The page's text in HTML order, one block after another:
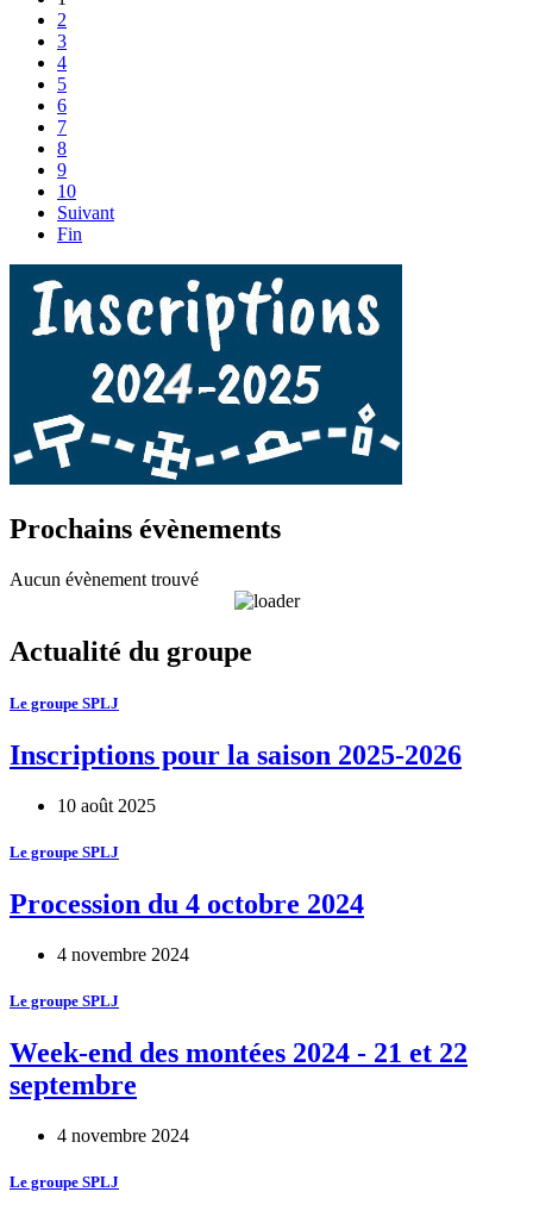
2
3
4
5
6
7
8
9
10
Suivant
Fin
Prochains évènements
Aucun évènement trouvé
Actualité du groupe
Le groupe SPLJ
Inscriptions pour la saison 2025-2026
10 août 2025
Le groupe SPLJ
Procession du 4 octobre 2024
4 novembre 2024
Le groupe SPLJ
Week-end des montées 2024 - 21 et 22
septembre
4 novembre 2024
Le groupe SPLJ